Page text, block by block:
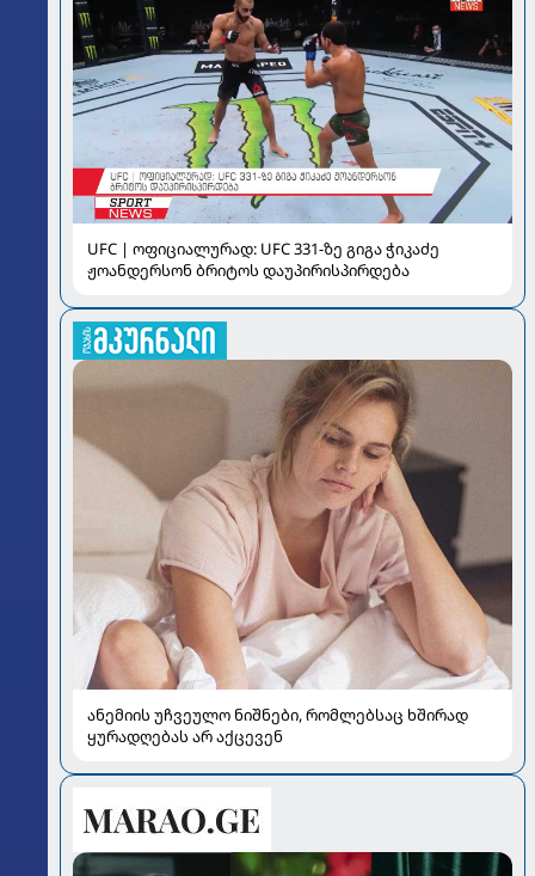
UFC | ოფიციალურად: UFC 331-ზე გიგა ჭიკაძე
ჟოანდერსონ ბრიტოს დაუპირისპირდება
ანემიის უჩვეულო ნიშნები, რომლებსაც ხშირად
ყურადღებას არ აქცევენ